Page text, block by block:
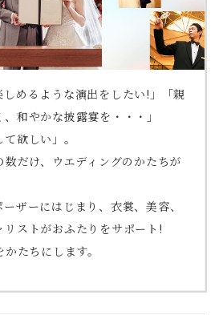
しめるような演出をしたい!」「親
和やかな披露宴を・・・」
欲しい」。
数だけ、ウエディングのかたちが
ザーにはじまり、衣裳、美容、
ストがおふたりをサポート!
たちにします。